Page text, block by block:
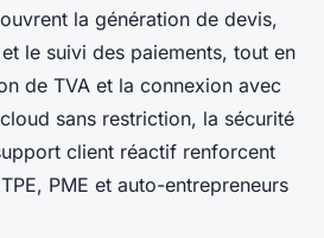
la génération de devis,
le suivi des paiements, tout en
de TVA et la connexion avec
sans restriction, la sécurité
client réactif renforcent
PME et auto-entrepreneurs